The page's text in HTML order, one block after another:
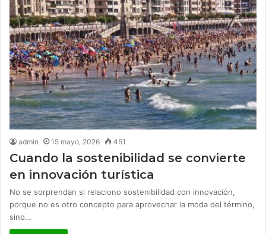
admin 15 mayo, 2026 451
Cuando la sostenibilidad se convierte
en innovación turística
No se sorprendan si relaciono sostenibilidad con innovación,
porque no es otro concepto para aprovechar la moda del término,
sino…